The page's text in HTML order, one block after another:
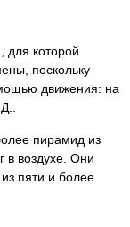
для которой
поскольку
движения: на
пирамид из
в воздухе. Они
пяти и более